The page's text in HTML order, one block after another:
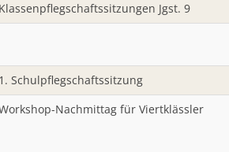
Klassenpflegschaftssitzungen Jgst. 9
1. Schulpflegschaftssitzung
Nachmittag für Viertklässler